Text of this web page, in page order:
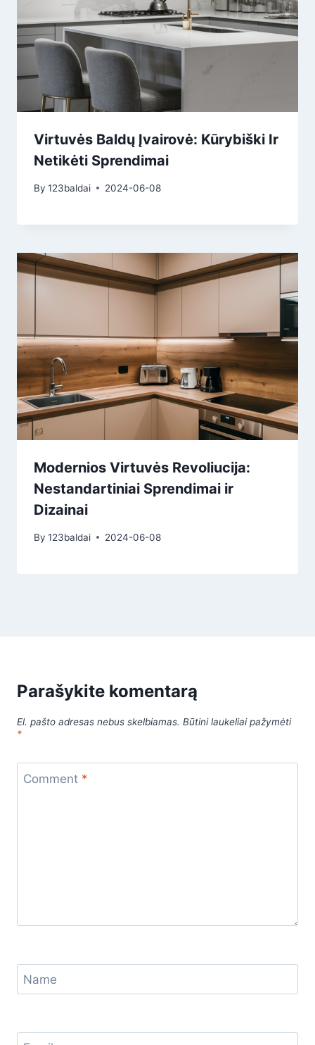
Virtuvės Baldų Įvairovė: Kūrybiški Ir
Netikėti Sprendimai
By 123baldai 2024-06-08
Modernios Virtuvės Revoliucija:
Nestandartiniai Sprendimai ir
Dizainai
By 123baldai 2024-06-08
Parašykite komentarą
El. pašto adresas nebus skelbiamas. Būtini laukeliai pažymėti
*
Comment *
Name